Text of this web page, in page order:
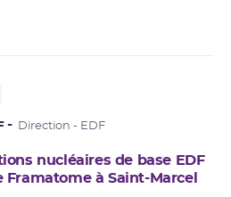
Direction - EDF
nucléaires de base EDF
Framatome à Saint-Marcel